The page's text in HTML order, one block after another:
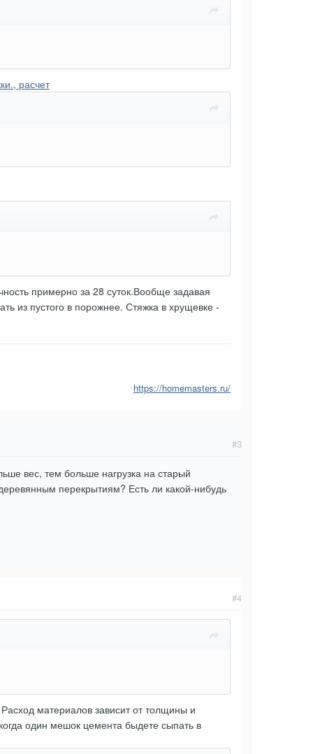
расчет
примерно за 28 суток.Вообще задавая
из пустого в порожнее. Стяжка в хрущевке -
https://homemasters.ru/
#3
вес, тем больше нагрузка на старый
перекрытиям? Есть ли какой-нибудь
#4
материалов зависит от толщины и
один мешок цемента быдете сыпать в